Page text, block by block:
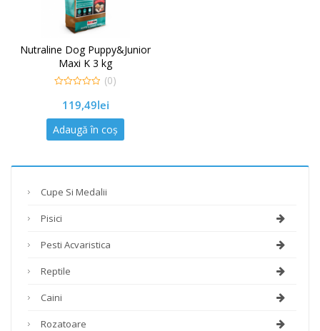
Nutraline Dog Puppy&Junior
Maxi K 3 kg
out
5
(0)
119,49lei
Adaugă în coș
Cupe Si Medalii
Pisici
Pesti Acvaristica
Reptile
Caini
Rozatoare